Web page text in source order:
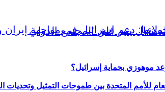
للأمم المتحدة بين طموحات التمثيل وتحديات
موهوزي بحماية إسرائيل؟